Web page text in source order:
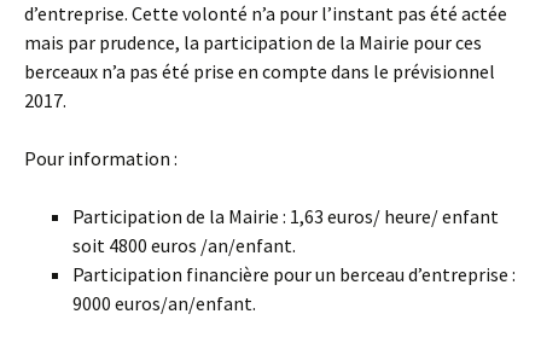
d’entreprise. Cette volonté n’a pour l’instant pas été actée
mais par prudence, la participation de la Mairie pour ces
berceaux n’a pas été prise en compte dans le prévisionnel
2017.
Pour information :
Participation de la Mairie : 1,63 euros/ heure/ enfant
soit 4800 euros /an/enfant.
Participation financière pour un berceau d’entreprise :
9000 euros/an/enfant.